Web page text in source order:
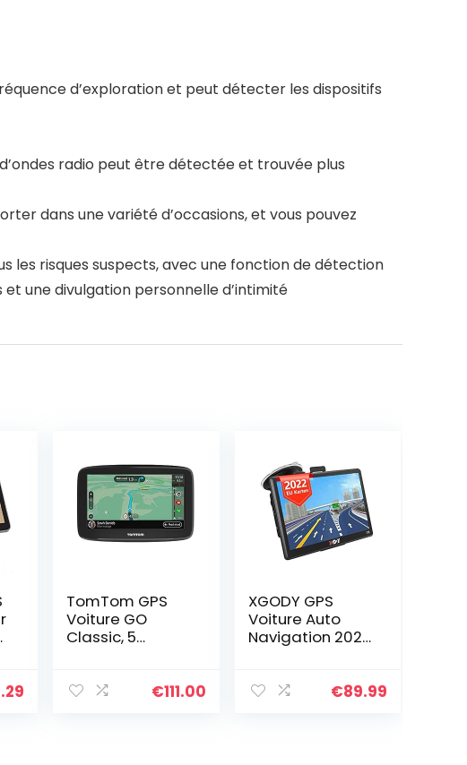
d’exploration et peut détecter les dispositifs
radio peut être détectée et trouvée plus
dans une variété d’occasions, et vous pouvez
les risques suspects, avec une fonction de détection
une divulgation personnelle d’intimité
TomTom GPS
Voiture GO
Classic, 5
Alertes de
€111.00
XGODY GPS
Voiture Auto
Navigation 2022
Jour à Vie de la
€89.99